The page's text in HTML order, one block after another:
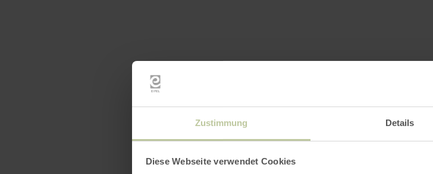
Zustimmung Details
Diese Webseite verwendet Cookies